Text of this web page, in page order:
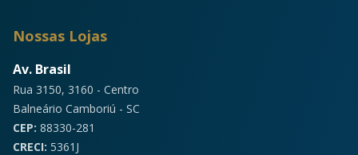
Nossas Lojas
Av. Brasil
Rua 3150, 3160 - Centro
Balneário Camboriú - SC
CEP: 88330-281
CRECI: 5361J